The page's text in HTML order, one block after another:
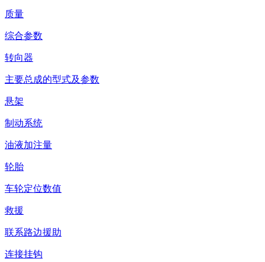
质量
综合参数
转向器
主要总成的型式及参数
悬架
制动系统
油液加注量
轮胎
车轮定位数值
救援
联系路边援助
连接挂钩